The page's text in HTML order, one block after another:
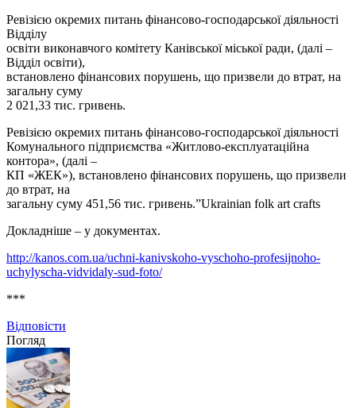
Ревізією окремих питань фінансово-господарської діяльності
Відділу
освіти виконавчого комітету Канівської міської ради, (далі –
Відділ освіти),
встановлено фінансових порушень, що призвели до втрат, на
загальну суму
2 021,33 тис. гривень.
Ревізією окремих питань фінансово-господарської діяльності
Комунального підприємства «Житлово-експлуатаційна
контора», (далі –
КП «ЖЕК»), встановлено фінансових порушень, що призвели
до втрат, на
загальну суму 451,56 тис. гривень.”Ukrainian folk art crafts
Докладніше – у документах.
http://kanos.com.ua/uchni-kanivskoho-vyschoho-profesijnoho-
uchylyscha-vidvidaly-sud-foto/
***
Відповіcти
Погляд